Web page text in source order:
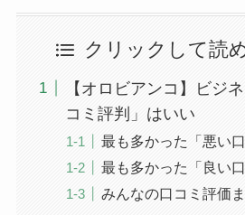
クリックして読
【オロビアンコ】ビジ
コミ評判」はいい
最も多かった「悪い口
最も多かった「良い口
みんなの口コミ評価